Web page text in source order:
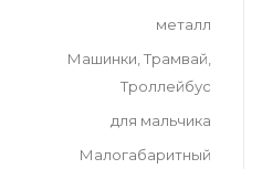
металл
Машинки, Трамвай,
Троллейбус
для мальчика
Малогабаритный